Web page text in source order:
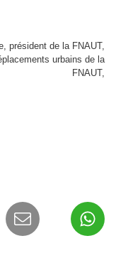
président de la FNAUT,
urbains de la
FNAUT,